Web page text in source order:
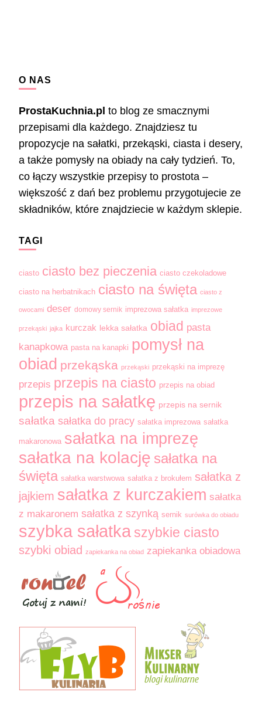
O NAS
ProstaKuchnia.pl to blog ze smacznymi
przepisami dla każdego. Znajdziesz tu
propozycje na sałatki, przekąski, ciasta i desery,
a także pomysły na obiady na cały tydzień. To,
co łączy wszystkie przepisy to prostota –
większość z dań bez problemu przygotujecie ze
składników, które znajdziecie w każdym sklepie.
TAGI
ciasto ciasto bez pieczenia ciasto czekoladowe
ciasto na herbatnikach ciasto na święta ciasto z
owocami deser domowy sernik imprezowa sałatka imprezowe
przekąski jajka kurczak lekka sałatka obiad pasta
kanapkowa pasta na kanapki pomysł na
obiad przekąska przekąski przekąski na imprezę
przepis przepis na ciasto przepis na obiad
przepis na sałatkę przepis na sernik
sałatka sałatka do pracy sałatka imprezowa sałatka
makaronowa sałatka na imprezę
sałatka na kolację sałatka na
święta sałatka warstwowa sałatka z brokułem sałatka z
jajkiem sałatka z kurczakiem sałatka
z makaronem sałatka z szynką sernik surówka do obiadu
szybka sałatka szybkie ciasto
szybki obiad zapiekanka na obiad zapiekanka obiadowa